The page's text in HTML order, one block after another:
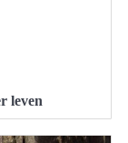
leven